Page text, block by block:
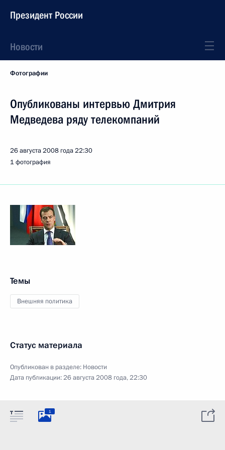
Президент России
Новости
Фотографии
Опубликованы интервью Дмитрия
Медведева ряду телекомпаний
26 августа 2008 года22:30
1 фотография
Темы
Внешняя политика
Статус материала
Опубликован в разделе: Новости
Дата публикации:26 августа 2008 года, 22:30
1